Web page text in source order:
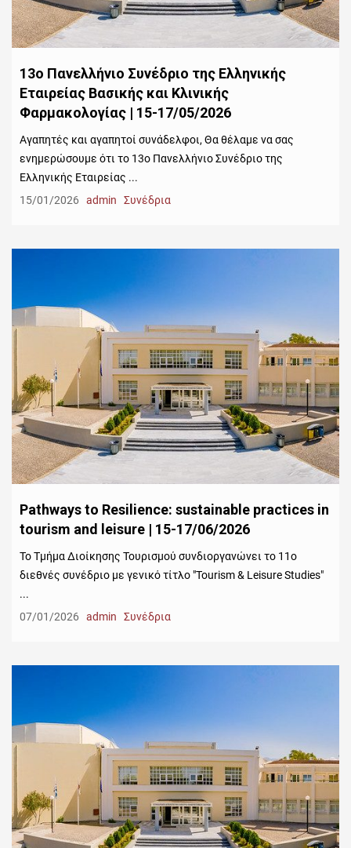
13ο Πανελλήνιο Συνέδριο της Ελληνικής
Εταιρείας Βασικής και Κλινικής
Φαρμακολογίας | 15-17/05/2026
Αγαπητές και αγαπητοί συνάδελφοι, Θα θέλαμε να σας
ενημερώσουμε ότι το 13ο Πανελλήνιο Συνέδριο της
Ελληνικής Εταιρείας ...
15/01/2026
admin Συνέδρια
Pathways to Resilience: sustainable practices in
tourism and leisure | 15-17/06/2026
Το Τμήμα Διοίκησης Τουρισμού συνδιοργανώνει το 11ο
διεθνές συνέδριο με γενικό τίτλο "Tourism & Leisure Studies"
...
07/01/2026
admin Συνέδρια